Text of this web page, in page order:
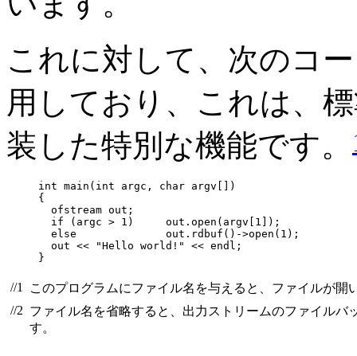
これに対して、次のコ
用しており、これは、
装した特別な機能です。
int main(int argc, char argv[])
{
  ofstream out;
if (argc > 1)     out.open(argv[1]);
else              out.rdbuf()->open(1);
  out << "Hello world!" << endl;
}
//1
このプログラムにファイル名を与えると、ファイルが
//2 ファイル名を省略すると、出力ストリームのファイルバ
す。